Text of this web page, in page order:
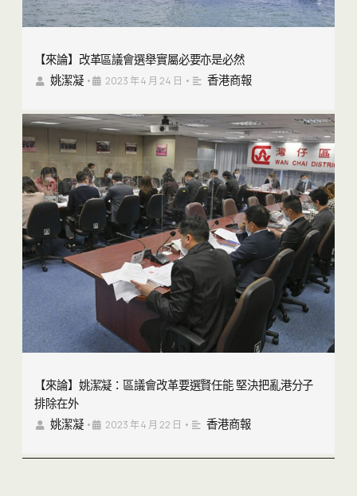
【來論】改革區議會選舉實屬必要亦是必然
姚潔凝 • 2023 年 4 月 24 日 • 香港商報
【來論】姚潔凝：區議會改革要選賢任能 堅決把亂港分子
排除在外
姚潔凝 • 2023 年 4 月 22 日 • 香港商報